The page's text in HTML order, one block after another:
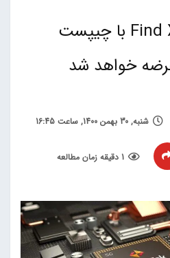
گوشی اپو مدل Find X5 با چیپست
شنبه, 30 بهمن 1400, ساعت 16:45
1 دقیقه زمان مطالعه